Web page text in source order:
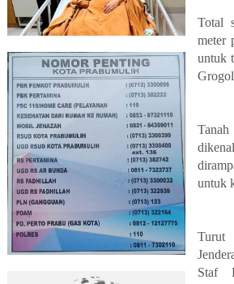
Total
meter
untuk
Tanah
untuk
Turut
Staf